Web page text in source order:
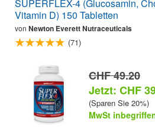
SUPERFLEX-4 (Glucosamin,
Vitamin D) 150 Tabletten
von Newton Everett Nutraceuticals
(71)
CHF 49.20
Jetzt: CHF
(Sparen Sie 20%)
MwSt